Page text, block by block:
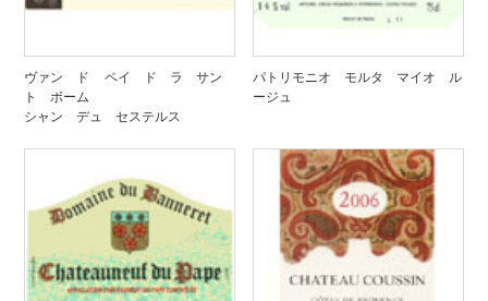
ヴァン ド ペイ ド ラ サン
ト ボーム
シャン デュ セステルス
パトリモニオ モルタ マイオ ル
ージュ